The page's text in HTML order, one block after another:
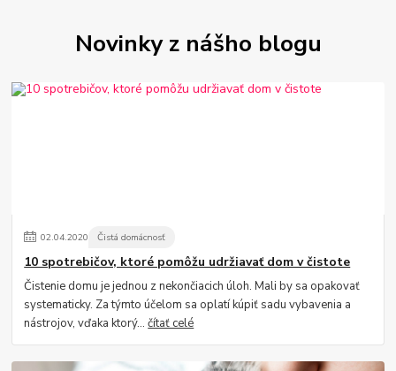
Novinky z nášho blogu
02.04.2020 Čistá domácnosť
10 spotrebičov, ktoré pomôžu udržiavať dom v čistote
Čistenie domu je jednou z nekončiacich úloh. Mali by sa opakovať
systematicky. Za týmto účelom sa oplatí kúpiť sadu vybavenia a
nástrojov, vďaka ktorý...čítať celé